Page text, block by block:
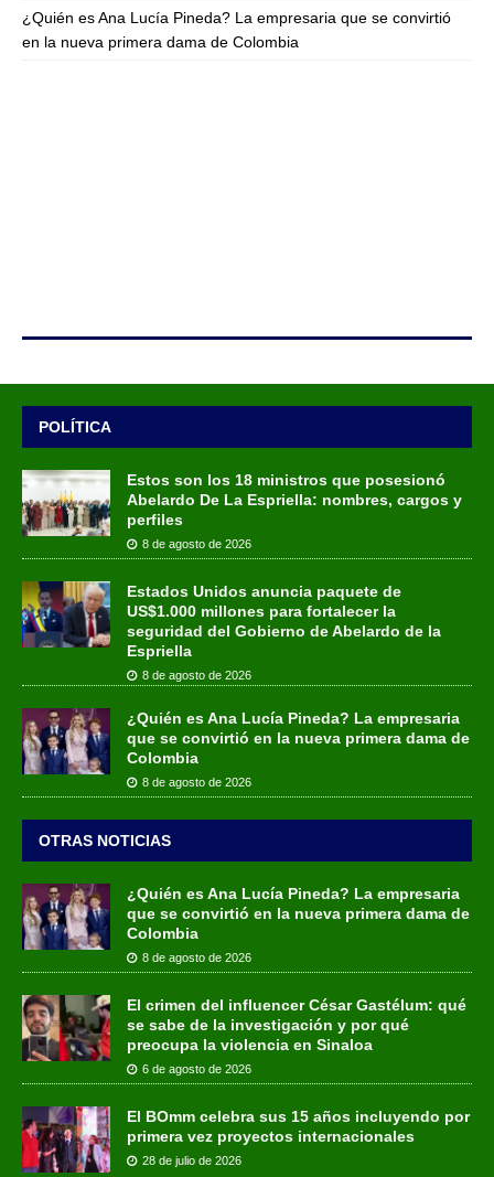
¿Quién es Ana Lucía Pineda? La empresaria que se convirtió
en la nueva primera dama de Colombia
POLÍTICA
Estos son los 18 ministros que posesionó
Abelardo De La Espriella: nombres, cargos y
perfiles
8 de agosto de 2026
Estados Unidos anuncia paquete de
US$1.000 millones para fortalecer la
seguridad del Gobierno de Abelardo de la
Espriella
8 de agosto de 2026
¿Quién es Ana Lucía Pineda? La empresaria
que se convirtió en la nueva primera dama de
Colombia
8 de agosto de 2026
OTRAS NOTICIAS
¿Quién es Ana Lucía Pineda? La empresaria
que se convirtió en la nueva primera dama de
Colombia
8 de agosto de 2026
El crimen del influencer César Gastélum: qué
se sabe de la investigación y por qué
preocupa la violencia en Sinaloa
6 de agosto de 2026
El BOmm celebra sus 15 años incluyendo por
primera vez proyectos internacionales
28 de julio de 2026